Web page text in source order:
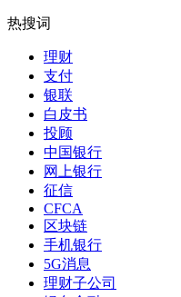
热搜词
理财
支付
银联
白皮书
投顾
中国银行
网上银行
征信
CFCA
区块链
手机银行
5G消息
理财子公司